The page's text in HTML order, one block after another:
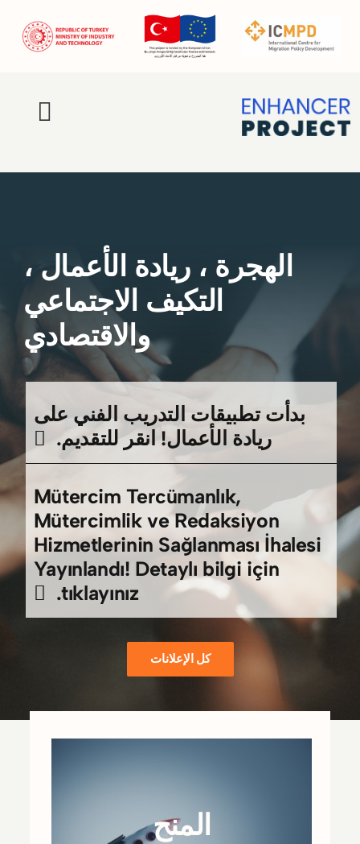
الصفحة الرئيسية
أنشطة
مُحسِّن برو
أخبار
الإعلانات المبوبة
مدونة
اتصال
العربية
الهجرة ، ريادة الأعمال ،
التكيف الاجتماعي
والاقتصادي
بدأت تطبيقات التدريب الفني على
ريادة الأعمال! انقر للتقديم.
Mütercim Tercümanlık,
Mütercimlik ve Redaksiyon
Hizmetlerinin Sağlanması İhalesi
Yayınlandı! Detaylı bilgi için
tıklayınız.
كل الإعلانات
المنح